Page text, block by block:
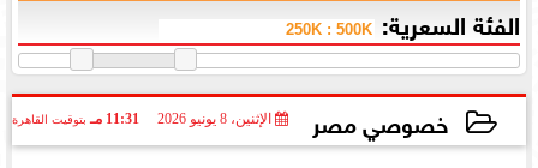
الفئة السعرية:
خصوصي مصر الإثنين، 8 يونيو 2026 11:31 مـ بتوقيت القاهرة